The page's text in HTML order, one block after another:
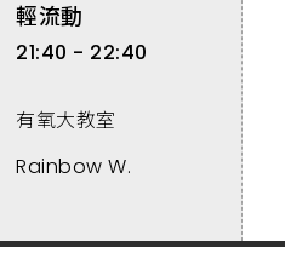
輕流動
21:40 - 22:40
有氧大教室
Rainbow W.